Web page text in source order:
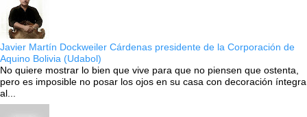
Javier Martín Dockweiler Cárdenas presidente de la Corporación de
Aquino Bolivia (Udabol)
No quiere mostrar lo bien que vive para que no piensen que ostenta,
pero es imposible no posar los ojos en su casa con decoración íntegra
al...